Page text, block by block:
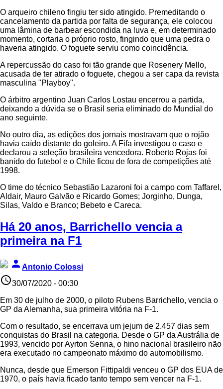
O arqueiro chileno fingiu ter sido atingido. Premeditando o
cancelamento da partida por falta de segurança, ele colocou
uma lâmina de barbear escondida na luva e, em determinado
momento, cortaria o próprio rosto, fingindo que uma pedra o
haveria atingido. O foguete serviu como coincidência.
A repercussão do caso foi tão grande que Rosenery Mello,
acusada de ter atirado o foguete, chegou a ser capa da revista
masculina "Playboy".
O árbitro argentino Juan Carlos Lostau encerrou a partida,
deixando a dúvida se o Brasil seria eliminado do Mundial do
ano seguinte.
No outro dia, as edições dos jornais mostravam que o rojão
havia caído distante do goleiro. A Fifa investigou o caso e
declarou a seleção brasileira vencedora. Roberto Rojas foi
banido do futebol e o Chile ficou de fora de competições até
1998.
O time do técnico Sebastião Lazaroni foi a campo com Taffarel,
Aldair, Mauro Galvão e Ricardo Gomes; Jorginho, Dunga,
Silas, Valdo e Branco; Bebeto e Careca.
Há 20 anos, Barrichello vencia a
primeira na F1
person Antonio Colossi
access_time30/07/2020 - 00:30
Em 30 de julho de 2000, o piloto Rubens Barrichello, vencia o
GP da Alemanha, sua primeira vitória na F-1.
Com o resultado, se encerrava um jejum de 2.457 dias sem
conquistas do Brasil na categoria. Desde o GP da Austrália de
1993, vencido por Ayrton Senna, o hino nacional brasileiro não
era executado no campeonato máximo do automobilismo.
Nunca, desde que Emerson Fittipaldi venceu o GP dos EUA de
1970, o país havia ficado tanto tempo sem vencer na F-1.